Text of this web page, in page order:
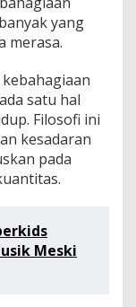
yang
merasa.
satu hal
Filosofi ini
kesadaran
pada
Meski